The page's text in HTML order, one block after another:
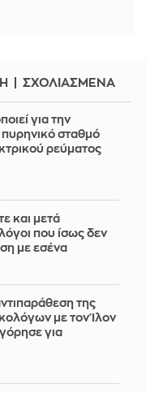
ΣΧΟΛΙΑΣΜΕΝΑ
για την
σταθμό
ρεύματος
και μετά
που ίσως δεν
με εσένα
της
με τον Ίλον
για